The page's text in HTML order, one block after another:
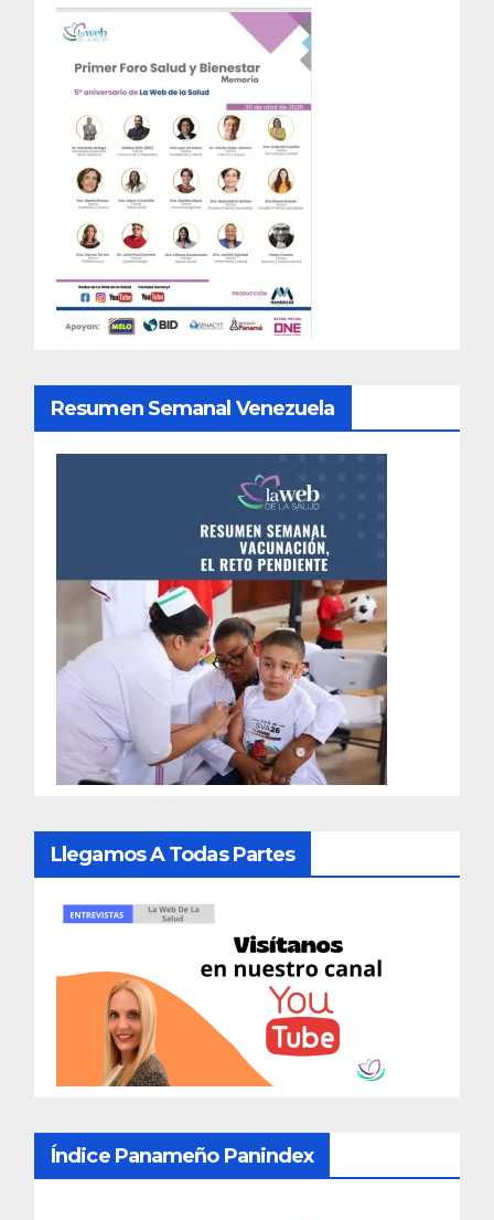
Resumen Semanal Venezuela
Llegamos A Todas Partes
Índice Panameño Panindex